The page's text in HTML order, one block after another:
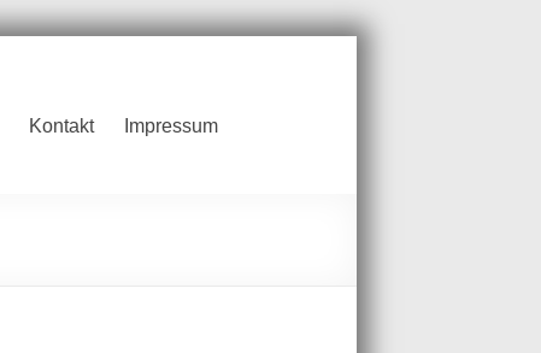
Kontakt Impressum